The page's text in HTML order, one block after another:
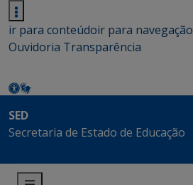
ir para conteúdoir para navegação
Ouvidoria Transparência
SED
Secretaria de Estado de Educação